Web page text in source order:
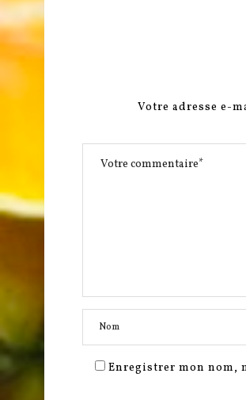
Votre adresse e-
Enregistrer mon nom,